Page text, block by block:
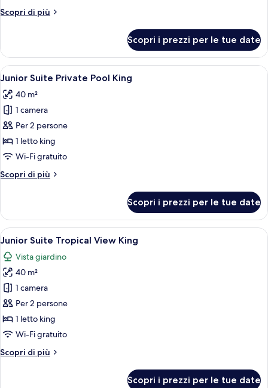
View
Scopri di più
Altri
Suite
Pool
View
Scopri i prezzi per le tue date
Apri
tutte
le
foto
per
Junior
Suite
Pool
Area piscina con due lettini, un
4
Junior Suite Private Pool King
40 m²
1 camera
Per 2 persone
1 letto king
Wi-Fi gratuito
Scopri di più
Altri
Suite
Private
Pool
Scopri i prezzi per le tue date
Apri
tutte
le
foto
per
Junior
Suite
Tropical
King
Un balcone con mobili in vimini, un
5
Junior Suite Tropical View King
Vista giardino
40 m²
1 camera
Per 2 persone
1 letto king
Wi-Fi gratuito
Scopri di più
Altri
Scopri i prezzi per le tue date